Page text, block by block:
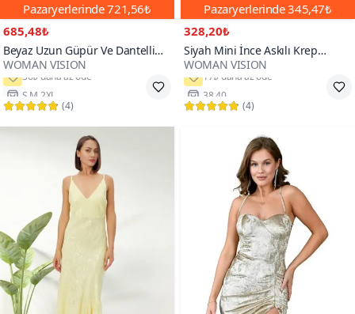
Pazaryerlerinde721,56₺
685,48₺
Beyaz Uzun Güpür Ve Dantelli
Ensede Düğme Detaylı Tül Abiye
Elbise
WOMAN VISION
(4)
Pazaryerlerinde345,47₺
328,20₺
Siyah Mini İnce Askılı Krep
Kumaş Eteği Asimetrik Volan
Detaylı Abiye Elbise
WOMAN VISION
(4)